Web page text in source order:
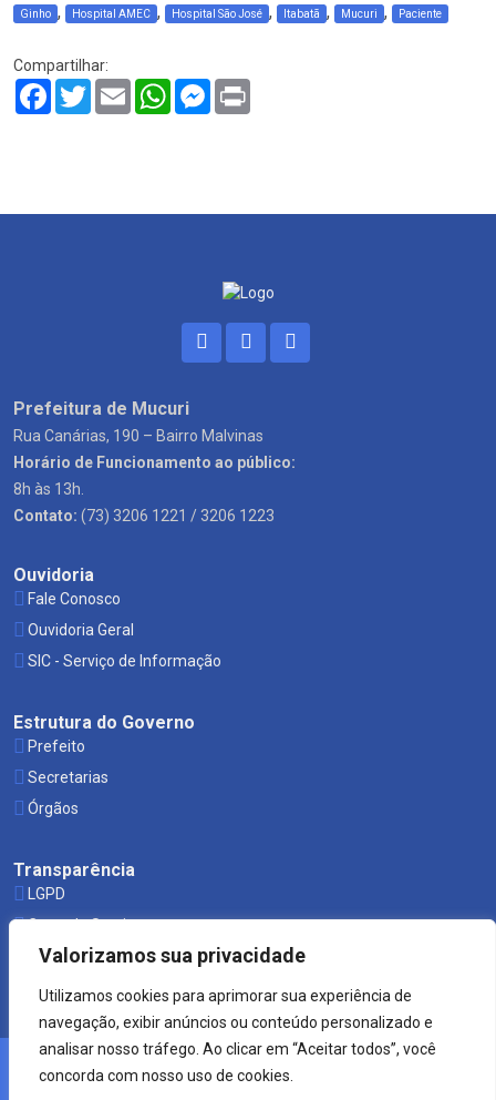
Valorizamos sua privacidade
Utilizamos cookies para aprimorar sua experiência de
navegação, exibir anúncios ou conteúdo personalizado e
analisar nosso tráfego. Ao clicar em “Aceitar todos”, você
concorda com nosso uso de cookies.
Ginho , Hospital AMEC , Hospital São José , Itabatã , Mucuri , Paciente
Compartilhar:
Facebook
TwitterEmail WhatsAppMessenger
Prefeitura de Mucuri
Rua Canárias, 190 – Bairro Malvinas
Horário de Funcionamento ao público:
8h às 13h.
Contato: (73) 3206 1221 / 3206 1223
Ouvidoria
Fale Conosco
Ouvidoria Geral
SIC - Serviço de Informação
Estrutura do Governo
Prefeito
Secretarias
Órgãos
Transparência
LGPD
Carta de Serviços
Leis Municipais